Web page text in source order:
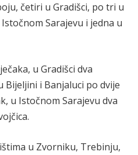
četiri u Gradišci, po tri u
Sarajevu i jedna u
u Gradišci dva
Bijeljini i Banjaluci po dvije
u Istočnom Sarajevu dva
u Zvorniku, Trebinju,